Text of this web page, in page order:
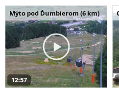
Mýto pod Ďumbierom (6 km)
12:57